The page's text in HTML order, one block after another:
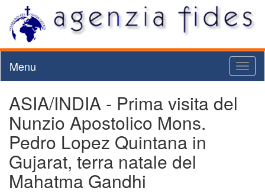
Menu
ASIA/INDIA - Prima visita del
Nunzio Apostolico Mons.
Pedro Lopez Quintana in
Gujarat, terra natale del
Mahatma Gandhi